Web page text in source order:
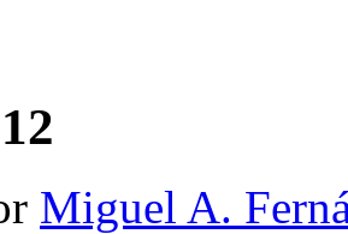
Miguel A.